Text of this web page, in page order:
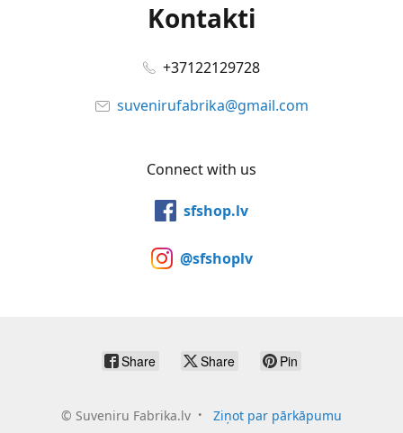
Kontakti
+37122129728
suvenirufabrika@gmail.com
Connect with us
sfshop.lv
@sfshoplv
Share Share Pin
© Suveniru Fabrika.lv Ziņot par pārkāpumu